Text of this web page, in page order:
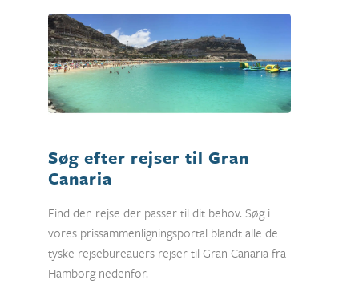
Søg efter rejser til Gran
Canaria
Find den rejse der passer til dit behov. Søg i
vores prissammenligningsportal blandt alle de
tyske rejsebureauers rejser til Gran Canaria fra
Hamborg nedenfor.